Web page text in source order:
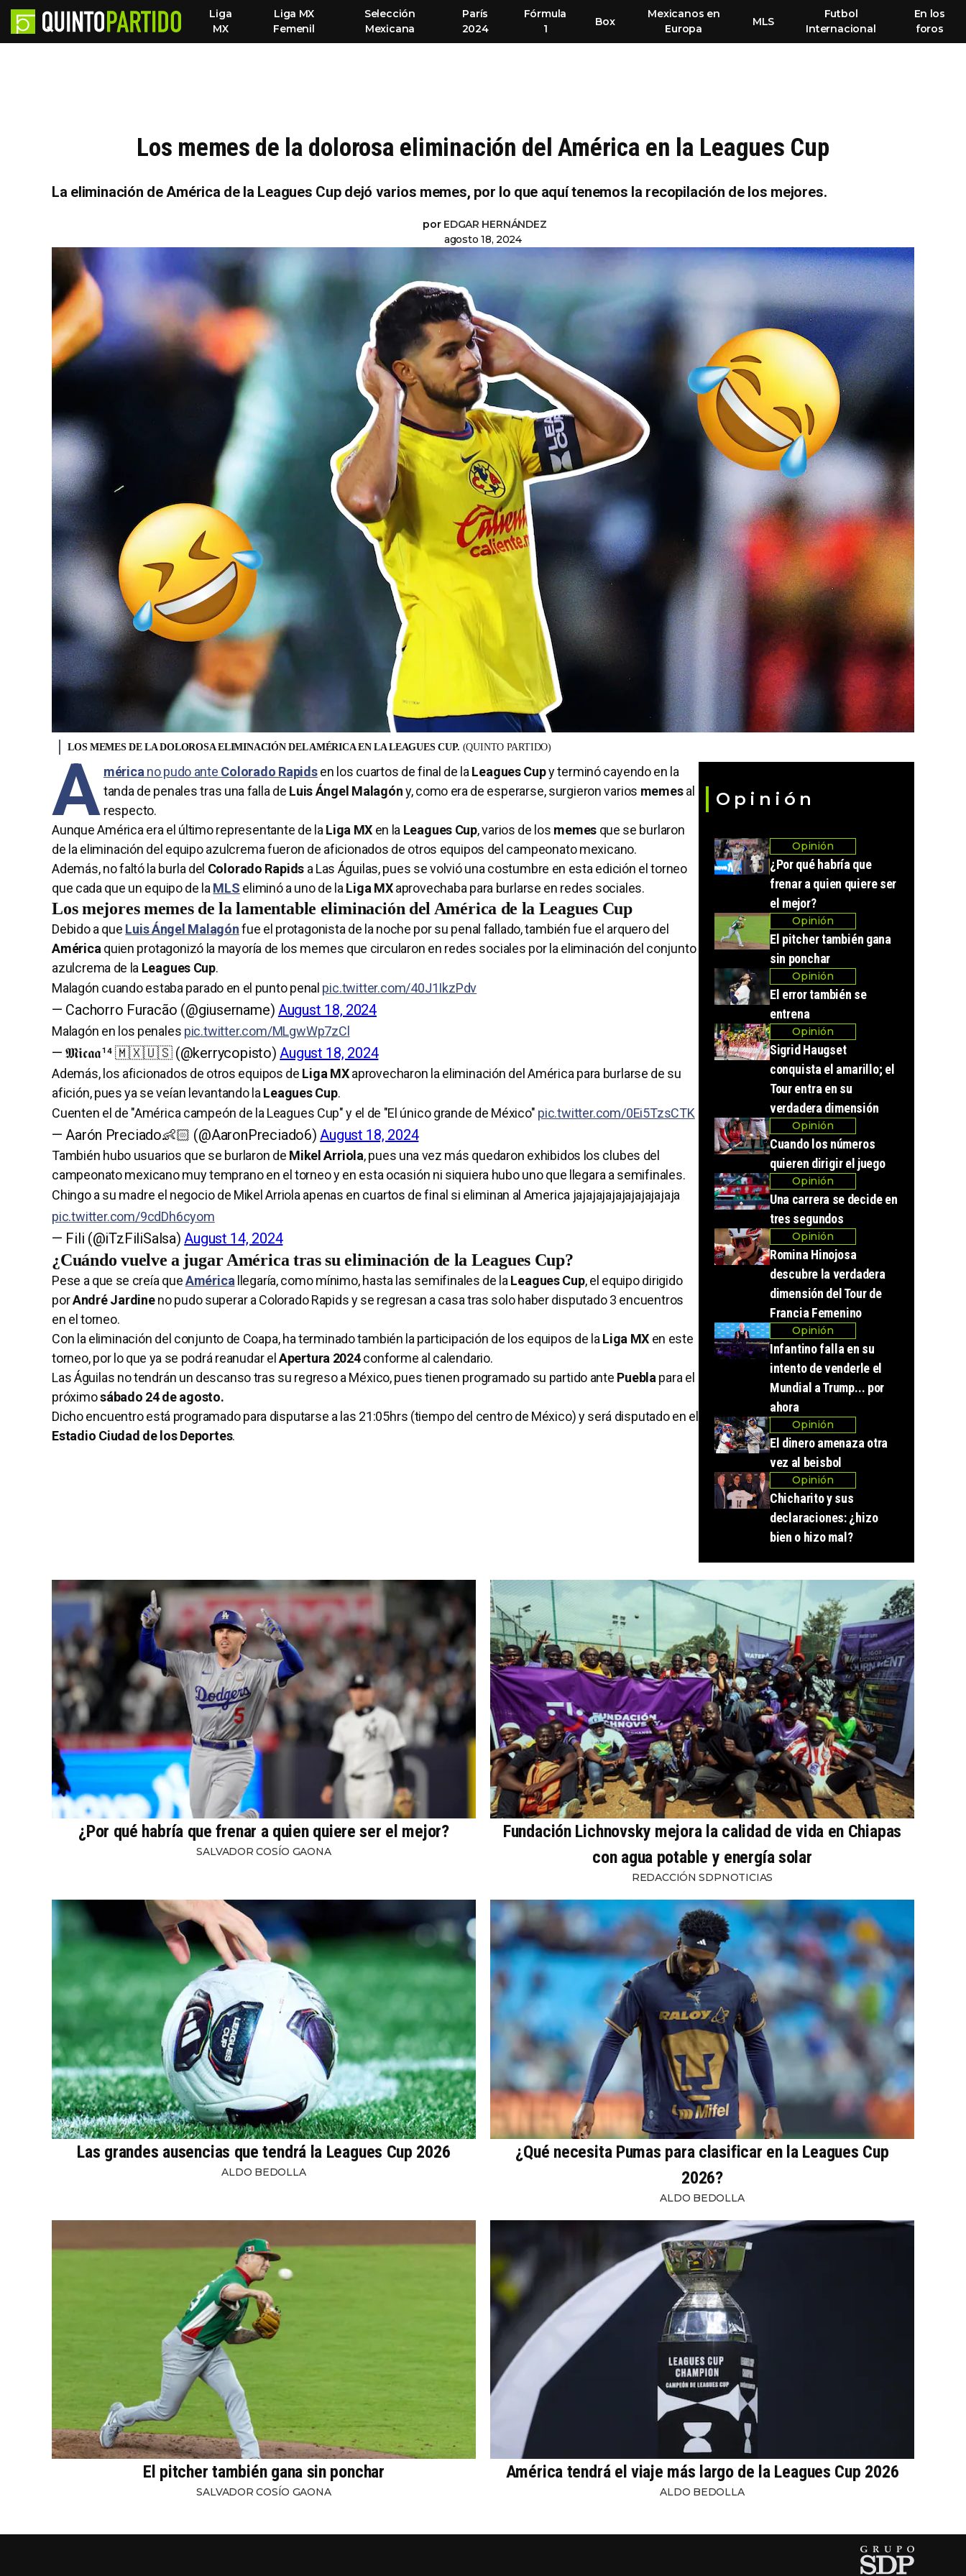
Liga
MX
Liga MX
Femenil
Selección
Mexicana
París
2024
Fórmula
1
Box
Mexicanos en
Europa
MLS
Futbol
Internacional
En los
foros
Los memes de la dolorosa eliminación del América en la Leagues Cup
La eliminación de América de la Leagues Cup dejó varios memes, por lo que aquí tenemos la recopilación de los mejores.
por EDGAR HERNÁNDEZ
agosto 18, 2024
LOS MEMES DE LA DOLOROSA ELIMINACIÓN DEL AMÉRICA EN LA LEAGUES CUP. (QUINTO PARTIDO)
A mérica no pudo ante Colorado Rapidsen los cuartos de final de la Leagues Cupy terminó cayendo en la
tanda de penales tras una falla de Luis Ángel Malagóny, como era de esperarse, surgieron varios memesal
respecto.
Aunque América era el último representante de la Liga MX en la Leagues Cup, varios de los memes que se burlaron
de la eliminación del equipo azulcrema fueron de aficionados de otros equipos del campeonato mexicano.
Además, no faltó la burla del Colorado Rapids a Las Águilas, pues se volvió una costumbre en esta edición el torneo
que cada que un equipo de la MLS eliminó a uno de la Liga MXaprovechaba para burlarse en redes sociales.
Los mejores memes de la lamentable eliminación del América de la Leagues Cup
Debido a que Luis Ángel Malagónfue el protagonista de la noche por su penal fallado, también fue el arquero del
América quien protagonizó la mayoría de los memes que circularon en redes sociales por la eliminación del conjunto
azulcrema de la Leagues Cup.
Malagón cuando estaba parado en el punto penal pic.twitter.com/40J1IkzPdv
— Cachorro Furacão (@giusername) August 18, 2024
Malagón en los penales pic.twitter.com/MLgwWp7zCl
— 𝕸𝖎𝖈𝖆𝖆¹⁴ 🇲🇽🇺🇸 (@kerrycopisto)August 18, 2024
Además, los aficionados de otros equipos de Liga MXaprovecharon la eliminación del América para burlarse de su
afición, pues ya se veían levantando la Leagues Cup.
Cuenten el de "América campeón de la Leagues Cup" y el de "El único grande de México" pic.twitter.com/0Ei5TzsCTK
— Aarón Preciado👶🏻 (@AaronPreciado6)August 18, 2024
También hubo usuarios que se burlaron de Mikel Arriola, pues una vez más quedaron exhibidos los clubes del
campeonato mexicano muy temprano en el torneo y en esta ocasión ni siquiera hubo uno que llegara a semifinales.
Chingo a su madre el negocio de Mikel Arriola apenas en cuartos de final si eliminan al America jajajajajajajajajajaja
pic.twitter.com/9cdDh6cyom
— Fili (@iTzFiliSalsa)August 14, 2024
¿Cuándo vuelve a jugar América tras su eliminación de la Leagues Cup?
Pese a que se creía queAmérica llegaría, como mínimo, hasta las semifinales de la Leagues Cup, el equipo dirigido
porAndré Jardineno pudo superar a Colorado Rapids y se regresan a casa tras solo haber disputado 3 encuentros
en el torneo.
Con la eliminación del conjunto de Coapa, ha terminado también la participación de los equipos de la Liga MX en este
torneo, por lo que ya se podrá reanudar el Apertura 2024conforme al calendario.
Las Águilas no tendrán un descanso tras su regreso a México, pues tienen programado su partido ante Puebla para el
próximosábado 24 de agosto.
Dicho encuentro está programado para disputarse a las 21:05hrs (tiempo del centro de México) y será disputado en el
Estadio Ciudad de los Deportes.
Opinión
Opinión
¿Por qué habría que
frenar a quien quiere ser
el mejor?
Opinión
El pitcher también gana
sin ponchar
Opinión
El error también se
entrena
Opinión
Sigrid Haugset
conquista el amarillo; el
Tour entra en su
verdadera dimensión
Opinión
Cuando los números
quieren dirigir el juego
Opinión
Una carrera se decide en
tres segundos
Opinión
Romina Hinojosa
descubre la verdadera
dimensión del Tour de
Francia Femenino
Opinión
Infantino falla en su
intento de venderle el
Mundial a Trump... por
ahora
Opinión
El dinero amenaza otra
vez al beisbol
Opinión
Chicharito y sus
declaraciones: ¿hizo
bien o hizo mal?
¿Por qué habría que frenar a quien quiere ser el mejor?
SALVADOR COSÍO GAONA
Fundación Lichnovsky mejora la calidad de vida en Chiapas
con agua potable y energía solar
REDACCIÓN SDPNOTICIAS
Las grandes ausencias que tendrá la Leagues Cup 2026
ALDO BEDOLLA
¿Qué necesita Pumas para clasificar en la Leagues Cup
2026?
ALDO BEDOLLA
El pitcher también gana sin ponchar
SALVADOR COSÍO GAONA
América tendrá el viaje más largo de la Leagues Cup 2026
ALDO BEDOLLA